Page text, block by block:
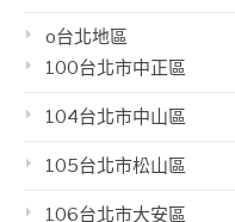
o台北地區
100台北市中正區
104台北市中山區
105台北市松山區
106台北市大安區